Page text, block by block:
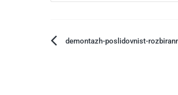
demontazh-poslidovnist-